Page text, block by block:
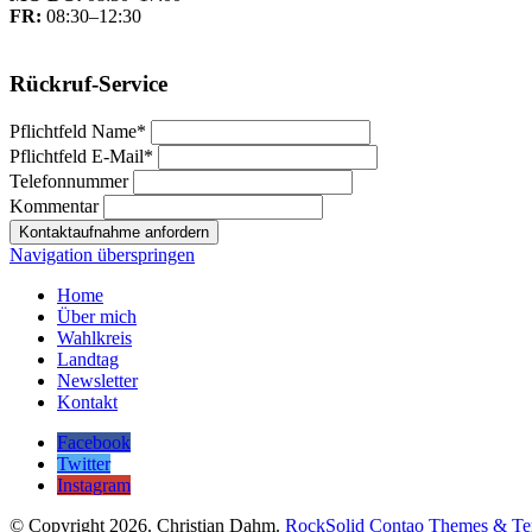
FR: 08:30–12:30
Rückruf-Service
Pflichtfeld Name*
Pflichtfeld E-Mail*
Telefonnummer
Kommentar
Kontaktaufnahme anfordern
Navigation überspringen
Home
Über mich
Wahlkreis
Landtag
Newsletter
Kontakt
Facebook
Twitter
Instagram
© Copyright 2026. Christian Dahm. RockSolid Contao Themes &